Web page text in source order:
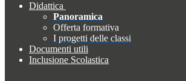
Didattica
Panoramica
Offerta formativa
I progetti delle classi
Documenti utili
Inclusione Scolastica